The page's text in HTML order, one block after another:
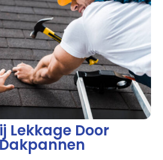
Lekkage Door